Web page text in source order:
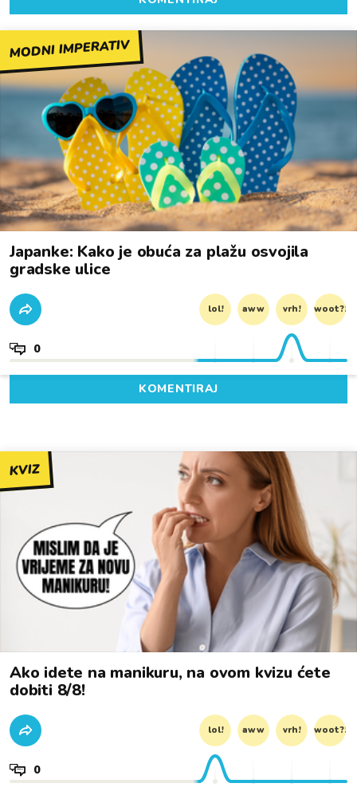
MODNI IMPERATIV
Japanke: Kako je obuća za plažu osvojila
gradske ulice
lol! aww vrh! woot?!
0
KOMENTIRAJ
KVIZ
Ako idete na manikuru, na ovom kvizu ćete
dobiti 8/8!
lol! aww vrh! woot?!
0